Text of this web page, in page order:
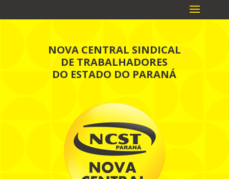
NOVA CENTRAL SINDICAL
DE TRABALHADORES
DO ESTADO DO PARANÁ